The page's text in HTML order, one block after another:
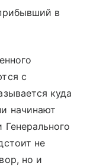
в
с
куда
начинают
не
но и